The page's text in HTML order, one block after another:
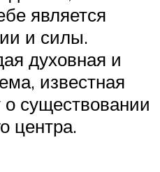
является
и силы.
духовная и
известная
о существовании
центра.